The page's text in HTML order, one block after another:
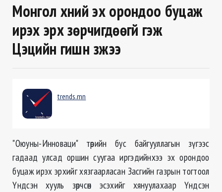
Монгол хүний эх орондоо буцаж
ирэх эрх зөрчигдөөгүй гэж
Цэцийн гишүүн үзжээ
trends.mn
"Оюуны-Инноваци" төрийн бус байгууллагын зүгээс
гадаад улсад оршин суугаа иргэдийнхээ эх орондоо
буцаж ирэх эрхийг хязгаарласан Засгийн газрын тогтоол
Үндсэн хууль зөрчсөн эсэхийг хянуулахаар Үндсэн